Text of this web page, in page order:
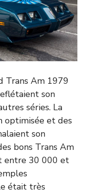
Trans Am 1979
son
séries. La
optimisée et des
son
bons Trans Am
entre 30 000 et
était très